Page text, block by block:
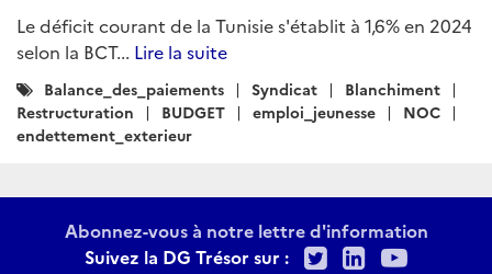
Le déficit courant de la Tunisie s'établit à 1,6% en 2024
selon la BCT... Lire la suite
Catégories
:
Balance_des_paiements Syndicat
Blanchiment
Restructuration
BUDGET emploi_jeunesse
NOC
endettement_exterieur
Abonnez-vous à notre lettre d'information
Suivez la DG Trésor sur :
TwitterLinkedIn